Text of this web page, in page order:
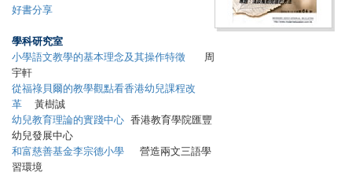
好書分享
學科研究室
小學語文教學的基本理念及其操作特徵 周
宇軒
從福祿貝爾的教學觀點看香港幼兒課程改
革 黃樹誠
幼兒教育理論的實踐中心 香港教育學院匯豐
幼兒發展中心
和富慈善基金李宗德小學 營造兩文三語學
習環境